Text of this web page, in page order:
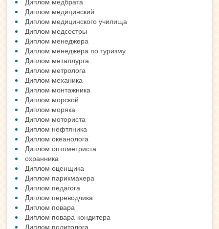
Диплом медицинский
Диплом медицинского училища
Диплом медсестры
Диплом менеджера
Диплом менеджера по туризму
Диплом металлурга
Диплом метролога
Диплом механика
Диплом монтажника
Диплом морской
Диплом моряка
Диплом моториста
Диплом нефтяника
Диплом океанолога
Диплом оптометриста
охранника
Диплом оценщика
Диплом парикмахера
Диплом педагога
Диплом переводчика
Диплом повара
Диплом повара-кондитера
Диплом политолога